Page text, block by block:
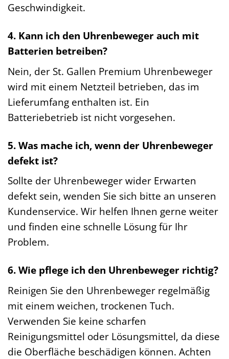
Geschwindigkeit.
4. Kann ich den Uhrenbeweger auch mit
Batterien betreiben?
Nein, der St. Gallen Premium Uhrenbeweger
wird mit einem Netzteil betrieben, das im
Lieferumfang enthalten ist. Ein
Batteriebetrieb ist nicht vorgesehen.
5. Was mache ich, wenn der Uhrenbeweger
defekt ist?
Sollte der Uhrenbeweger wider Erwarten
defekt sein, wenden Sie sich bitte an unseren
Kundenservice. Wir helfen Ihnen gerne weiter
und finden eine schnelle Lösung für Ihr
Problem.
6. Wie pflege ich den Uhrenbeweger richtig?
Reinigen Sie den Uhrenbeweger regelmäßig
mit einem weichen, trockenen Tuch.
Verwenden Sie keine scharfen
Reinigungsmittel oder Lösungsmittel, da diese
die Oberfläche beschädigen können. Achten